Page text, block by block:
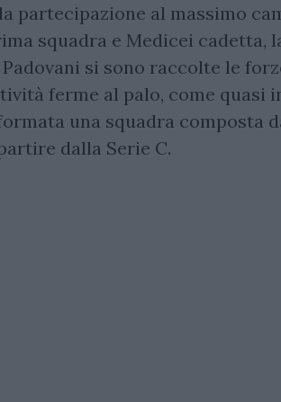
partecipazione al massimo
squadra e Medicei cadetta,
si sono raccolte le
ferme al palo, come quasi
una squadra composta
dalla Serie C.